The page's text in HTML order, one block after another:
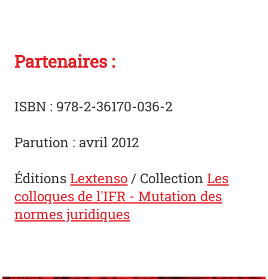
Partenaires :
ISBN : 978-2-36170-036-2
Parution : avril 2012
ÉditionsLextenso / CollectionLes
colloques de l'IFR - Mutation des
normes juridiques